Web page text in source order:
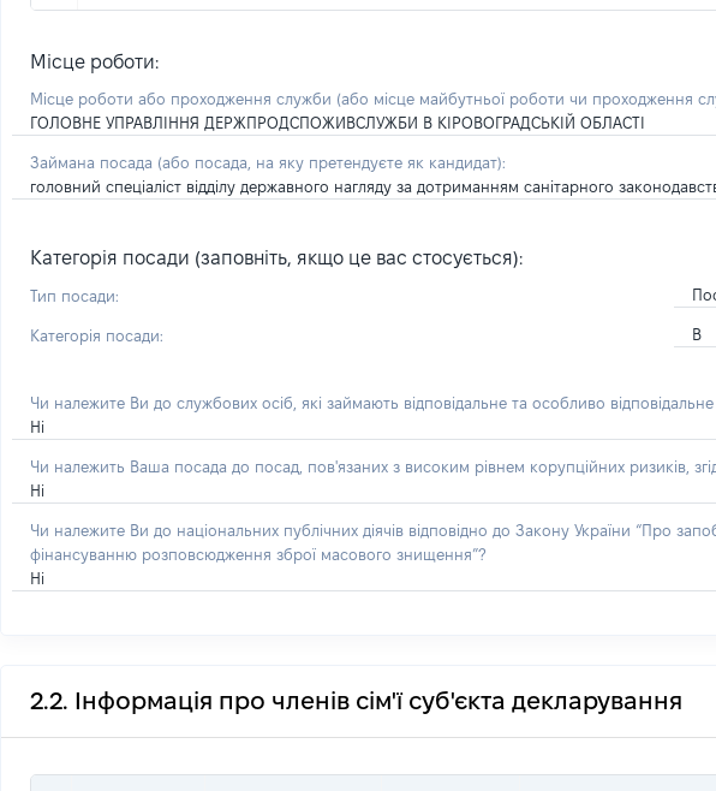
Місце роботи:
Місце роботи або проходження служби (або місце майбутньої роботи чи проходження
ГОЛОВНЕ УПРАВЛІННЯ ДЕРЖПРОДСПОЖИВСЛУЖБИ В КІРОВОГРАДСЬКІЙ ОБЛАСТІ
Займана посада (або посада, на яку претендуєте як кандидат):
головний спеціаліст відділу державного нагляду за дотриманням санітарного
Категорія посади (заповніть, якщо це вас стосується):
Тип посади:
Категорія посади: В
Чи належите Ви до службових осіб, які займають відповідальне та особливо
Ні
Чи належить Ваша посада до посад, пов'язаних з високим рівнем корупційних ризиків,
Ні
Чи належите Ви до національних публічних діячів відповідно до Закону України “Про
фінансуванню розповсюдження зброї масового знищення”?
Ні
2.2. Інформація про членів сім'ї суб'єкта декларування